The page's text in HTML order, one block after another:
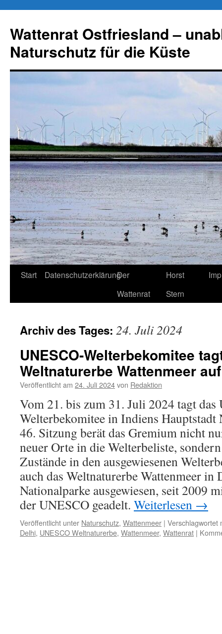
springen
Wattenrat Ostfriesland –
Naturschutz für die Küste
Start DatenschutzerklärungDer
Wattenrat
Horst
Stern
Archiv des Tages: 24. Juli 2024
UNESCO-Welterbekomitee
Weltnaturerbe Wattenmeer
Veröffentlicht am 24. Juli 2024von Redaktion
Vom 21. bis zum 31. Juli 2024 tagt das
Welterbekomitee in Indiens
46. Sitzung berät das Gremium nicht
neuer Orte in die Welterbeliste,
Zustände in den ausgewiesenen
auch das Weltnaturerbe Wattenmeer in
Nationalparke ausgewiesen, seit 2009
der UNESCO geadelt. Weiterlesen →
Veröffentlicht unter Naturschutz, Wattenmeer | Verschlagwortet
Delhi, UNESCO Weltnaturerbe, Wattenmeer, Wattenrat |